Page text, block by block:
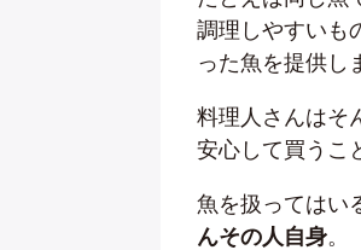
調理しやすいも
った魚を提供し
料理人さんはそ
安心して買うこ
魚を扱ってはい
んその人自身。